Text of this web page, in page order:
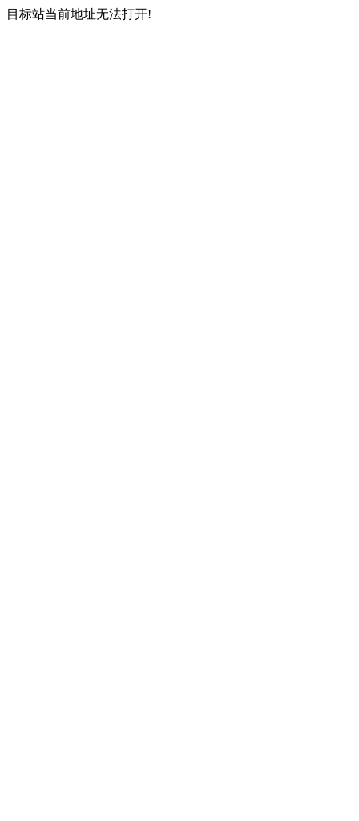
目标站当前地址无法打开!